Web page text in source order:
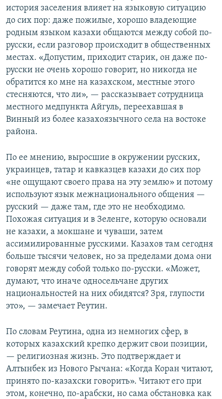
история заселения влияет на языковую ситуацию
до сих пор: даже пожилые, хорошо владеющие
родным языком казахи общаются между собой по-
русски, если разговор происходит в общественных
местах. «Допустим, приходит старик, он даже по-
русски не очень хорошо говорит, но никогда не
обратится ко мне на казахском, местные этого
стесняются, что ли», — рассказывает сотрудница
местного медпункта Айгуль, переехавшая в
Винный из более казахоязычного села на востоке
района.
По ее мнению, выросшие в окружении русских,
украинцев, татар и кавказцев казахи до сих пор
«не ощущают своего права на эту землю» и потому
используют язык межнационального общения —
русский — даже там, где это не необходимо.
Похожая ситуация и в Зеленге, которую основали
не казахи, а мокшане и чуваши, затем
ассимилированные русскими. Казахов там сегодня
больше тысячи человек, но за пределами дома они
говорят между собой только по-русски. «Может,
думают, что иначе односельчане других
национальностей на них обидятся? Зря, глупости
это», — замечает Реутин.
По словам Реутина, одна из немногих сфер, в
которых казахский крепко держит свои позиции,
— религиозная жизнь. Это подтверждает и
Алтынбек из Нового Рычана: «Когда Коран читают,
принято по-казахски говорить». Читают его при
этом, конечно, по-арабски, но сама обстановка как